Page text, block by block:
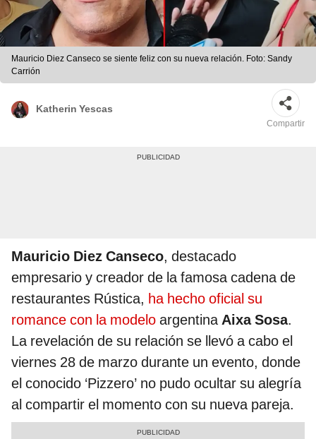
Mauricio Diez Canseco se siente feliz con su nueva relación. Foto: Sandy
Carrión
Katherin Yescas
Compartir
Mauricio Diez Canseco, destacado
empresario y creador de la famosa cadena de
restaurantes Rústica, ha hecho oficial su
romance con la modelo argentinaAixa Sosa.
La revelación de su relación se llevó a cabo el
viernes 28 de marzo durante un evento, donde
el conocido ‘Pizzero’ no pudo ocultar su alegría
al compartir el momento con su nueva pareja.